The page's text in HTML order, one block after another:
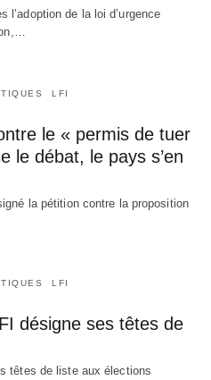
l’adoption de la loi d’urgence
LFI
le « permis de tuer
le débat, le pays s’en
la pétition contre la proposition
LFI
désigne ses têtes de
têtes de liste aux élections